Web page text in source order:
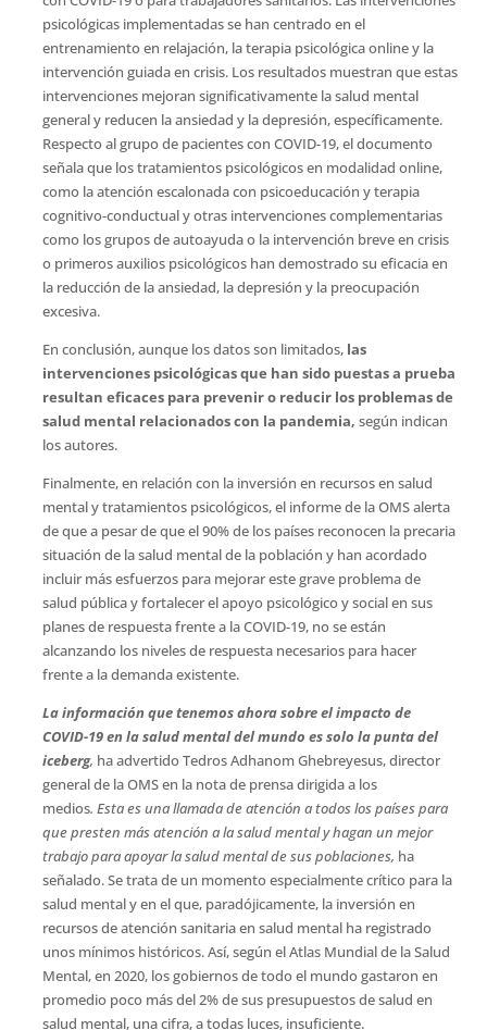
psicológicas implementadas se han centrado en el
entrenamiento en relajación, la terapia psicológica online y la
intervención guiada en crisis. Los resultados muestran que estas
intervenciones mejoran significativamente la salud mental
general y reducen la ansiedad y la depresión, específicamente.
Respecto al grupo de pacientes con COVID-19, el documento
señala que los tratamientos psicológicos en modalidad online,
como la atención escalonada con psicoeducación y terapia
cognitivo-conductual y otras intervenciones complementarias
como los grupos de autoayuda o la intervención breve en crisis
o primeros auxilios psicológicos han demostrado su eficacia en
la reducción de la ansiedad, la depresión y la preocupación
excesiva.
En conclusión, aunque los datos son limitados, las
intervenciones psicológicas que han sido puestas a prueba
resultan eficaces para prevenir o reducir los problemas de
salud mental relacionados con la pandemia, según indican
los autores.
Finalmente, en relación con la inversión en recursos en salud
mental y tratamientos psicológicos, el informe de la OMS alerta
de que a pesar de que el 90% de los países reconocen la precaria
situación de la salud mental de la población y han acordado
incluir más esfuerzos para mejorar este grave problema de
salud pública y fortalecer el apoyo psicológico y social en sus
planes de respuesta frente a la COVID-19, no se están
alcanzando los niveles de respuesta necesarios para hacer
frente a la demanda existente.
La información que tenemos ahora sobre el impacto de
COVID-19 en la salud mental del mundo es solo la punta del
iceberg, ha advertido Tedros Adhanom Ghebreyesus, director
general de la OMS en la nota de prensa dirigida a los
medios. Esta es una llamada de atención a todos los países para
que presten más atención a la salud mental y hagan un mejor
trabajo para apoyar la salud mental de sus poblaciones, ha
señalado. Se trata de un momento especialmente crítico para la
salud mental y en el que, paradójicamente, la inversión en
recursos de atención sanitaria en salud mental ha registrado
unos mínimos históricos. Así, según el Atlas Mundial de la Salud
Mental, en 2020, los gobiernos de todo el mundo gastaron en
promedio poco más del 2% de sus presupuestos de salud en
salud mental, una cifra, a todas luces, insuficiente.